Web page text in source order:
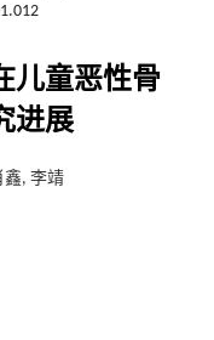
儿童恶性骨
进展
鑫, 李靖